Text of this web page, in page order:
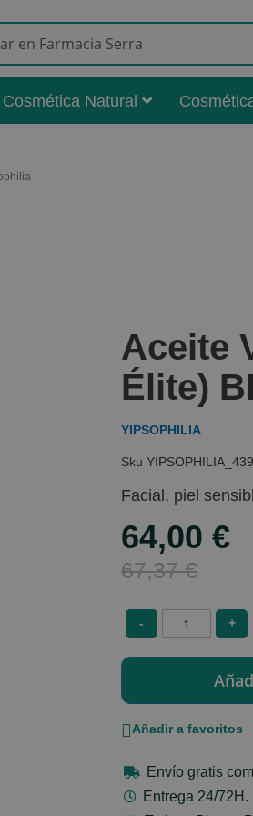
Cosmética Natural
Aceite
Élite)
YIPSOPHILIA
Facial, piel
Special
Price
64,00 €
67,37 €
- +
Añadir a favoritos
Envío gratis
Entrega 24/